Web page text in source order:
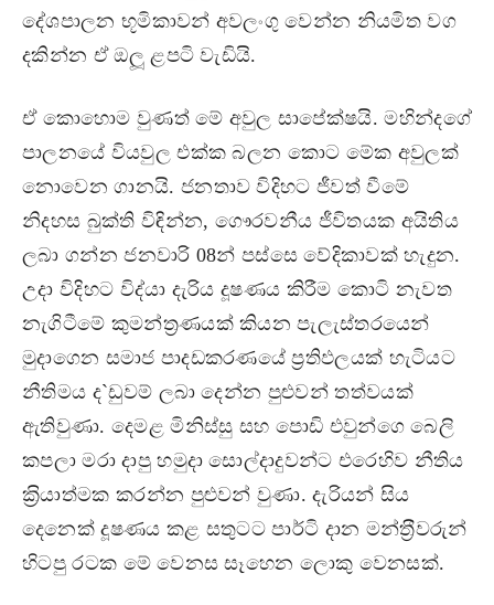
දේශපාලන භූමිකාවන් අවලංගු වෙන්න නියමිත වග
දකින්න ඒ ඔලූ ළපටි වැඩියි.
ඒ කොහොම වුණත් මේ අවුල සාපේක්ෂයි. මහින්දගේ
පාලනයේ වියවුල එක්ක බලන කොට මේක අවුලක්
නොවෙන ගානයි. ජනතාව විදිහට ජීවත් වීමේ
නිදහස බුක්ති විඳින්න, ගෞරවනීය ජීවිතයක අයිතිය
ලබා ගන්න ජනවාරි 08න් පස්සෙ වේදිකාවක් හැදුන.
උදා විදිහට විද්යා දැරිය දූෂණය කිරීම කොටි නැවත
නැගිටීමේ කුමන්ත‍්‍රණයක් කියන පැලැස්තරයෙන්
මුදාගෙන සමාජ පාදඩකරණයේ ප‍්‍රතිඵලයක් හැටියට
නීතිමය ද`ඩුවම් ලබා දෙන්න පුළුවන් තත්වයක්
ඇතිවුණා. දෙමළ මිනිස්සු සහ පොඩි එවුන්ගෙ බෙලි
කපලා මරා දාපු හමුදා සොල්දාදුවන්ට එරෙහිව නීතිය
ක‍්‍රියාත්මක කරන්න පුළුවන් වුණා. දැරියන් සිය
දෙනෙක් දූෂණය කළ සතුටට පාර්ටි දාන මන්ත‍්‍රීවරුන්
හිටපු රටක මේ වෙනස සෑහෙන ලොකු වෙනසක්.